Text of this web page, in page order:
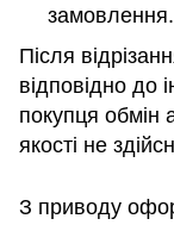
замовлення.
Після
відповідно до
покупця обмін
якості не
З приводу